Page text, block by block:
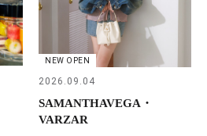
NEW OPEN
2026.09.04
SAMANTHAVEGA・
VARZAR